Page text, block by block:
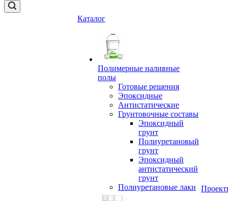
Каталог
Полимерные наливные
полы
Готовые решения
Эпоксидные
Антистатические
Грунтовочные составы
Эпоксидный
грунт
Полиуретановый
грунт
Эпоксидный
антистатический
грунт
Полиуретановые лаки